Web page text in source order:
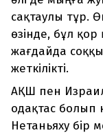
сақтаулы тұр.
өзінде, бұл
жағдайда
жеткілікті.
АҚШ пен
одақтас болып
Нетаньяху бір